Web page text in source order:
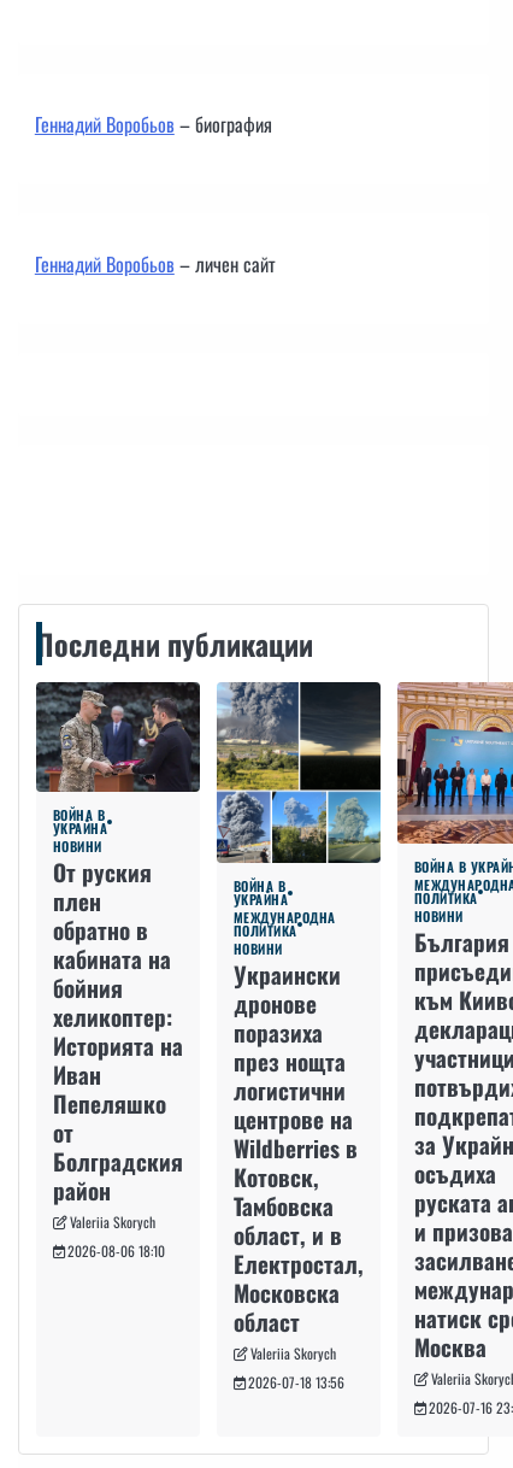
Геннадий Воробьов– биография
Геннадий Воробьов– личен сайт
Последни публикации
ВОЙНА В
УКРАЙНА
НОВИНИ
От руския
плен
обратно в
кабината на
бойния
хеликоптер:
Историята на
Иван
Пепеляшко
от
Болградския
район
Valeriia Skorych
2026-08-06 18:10
ВОЙНА В
УКРАЙНА
МЕЖДУНАРОДНА
ПОЛИТИКА
НОВИНИ
Украински
дронове
поразиха
през нощта
логистични
центрове на
Wildberries в
Котовск,
Тамбовска
област, и в
Електростал,
Московска
област
Valeriia Skorych
2026-07-18 13:56
ВОЙНА В
ПОЛИТИКА
НОВИНИ
към
за
осъдиха
руската
и
натиск
Москва
Valeriia
2026-07-16